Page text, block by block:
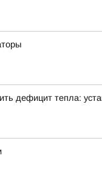
дефицит тепла: